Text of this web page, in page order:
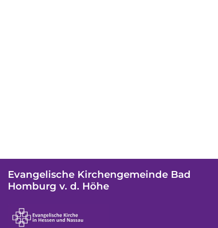
Evangelische Kirchengemeinde Bad
Homburg v. d. Höhe